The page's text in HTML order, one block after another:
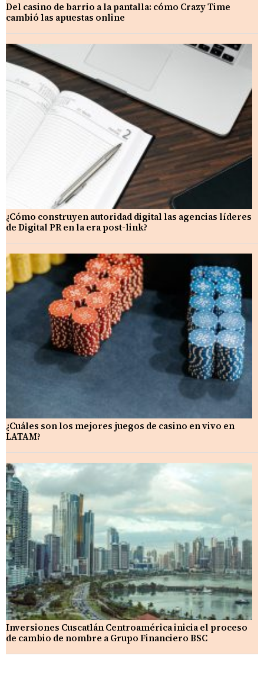
Del casino de barrio a la pantalla: cómo Crazy Time
cambió las apuestas online
¿Cómo construyen autoridad digital las agencias líderes
de Digital PR en la era post-link?
¿Cuáles son los mejores juegos de casino en vivo en
LATAM?
Inversiones Cuscatlán Centroamérica inicia el proceso
de cambio de nombre a Grupo Financiero BSC